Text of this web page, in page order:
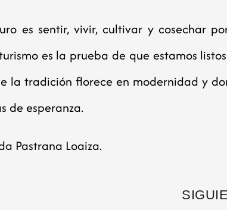
es sentir, vivir, cultivar y cosechar
es la prueba de que estamos
la tradición florece en modernidad y
de esperanza.
Pastrana Loaiza.